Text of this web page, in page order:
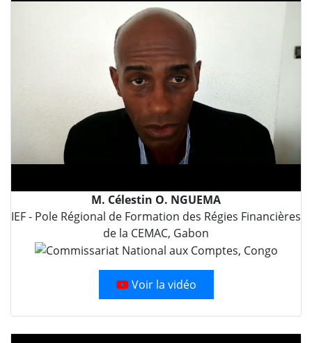
M. Célestin O. NGUEMA
IEF - Pole Régional de Formation des Régies Financières
de la CEMAC, Gabon
Voir la vidéo